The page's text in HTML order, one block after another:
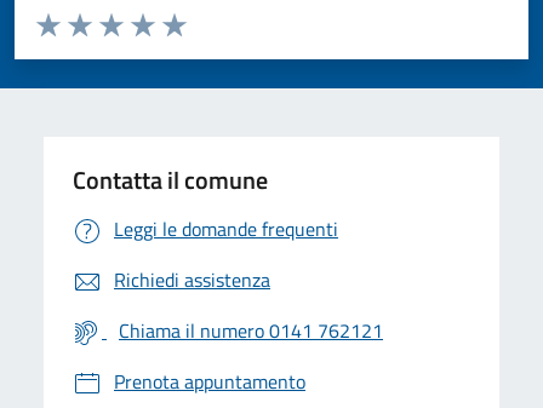
Valuta da 1 a 5 stelle la pagina
Valuta 5 stelle su 5
Valuta 4 stelle su 5
Valuta 3 stelle su 5
Valuta 2 stelle su 5
Valuta 1 stelle su 5
Contatta il comune
Leggi le domande frequenti
Richiedi assistenza
Chiama il numero 0141 762121
Prenota appuntamento